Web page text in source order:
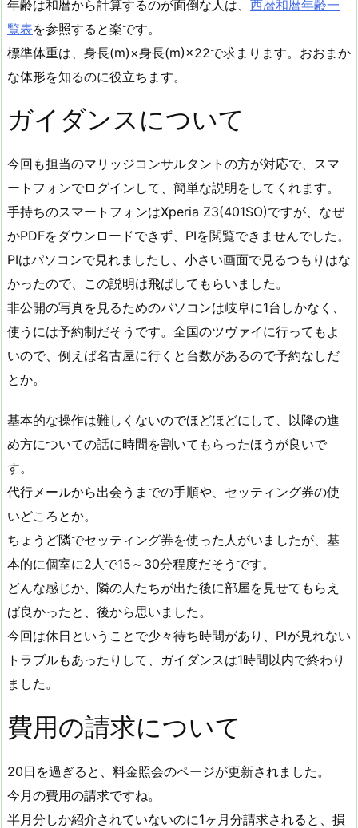
年齢は和暦から計算するのが面倒な人は、 西暦和暦年齢一
覧表を参照すると楽です。
標準体重は、身長(m)×身長(m)×22で求まります。おおまか
な体形を知るのに役立ちます。
ガイダンスについて
今回も担当のマリッジコンサルタントの方が対応で、スマ
ートフォンでログインして、簡単な説明をしてくれます。
手持ちのスマートフォンはXperia Z3(401SO)ですが、なぜ
かPDFをダウンロードできず、PIを閲覧できませんでした。
PIはパソコンで見れましたし、小さい画面で見るつもりはな
かったので、この説明は飛ばしてもらいました。
非公開の写真を見るためのパソコンは岐阜に1台しかなく、
使うには予約制だそうです。全国のツヴァイに行ってもよ
いので、例えば名古屋に行くと台数があるので予約なしだ
とか。
基本的な操作は難しくないのでほどほどにして、以降の進
め方についての話に時間を割いてもらったほうが良いで
す。
代行メールから出会うまでの手順や、セッティング券の使
いどころとか。
ちょうど隣でセッティング券を使った人がいましたが、基
本的に個室に2人で15～30分程度だそうです。
どんな感じか、隣の人たちが出た後に部屋を見せてもらえ
ば良かったと、後から思いました。
今回は休日ということで少々待ち時間があり、PIが見れない
トラブルもあったりして、ガイダンスは1時間以内で終わり
ました。
費用の請求について
20日を過ぎると、料金照会のページが更新されました。
今月の費用の請求ですね。
半月分しか紹介されていないのに1ヶ月分請求されると、損